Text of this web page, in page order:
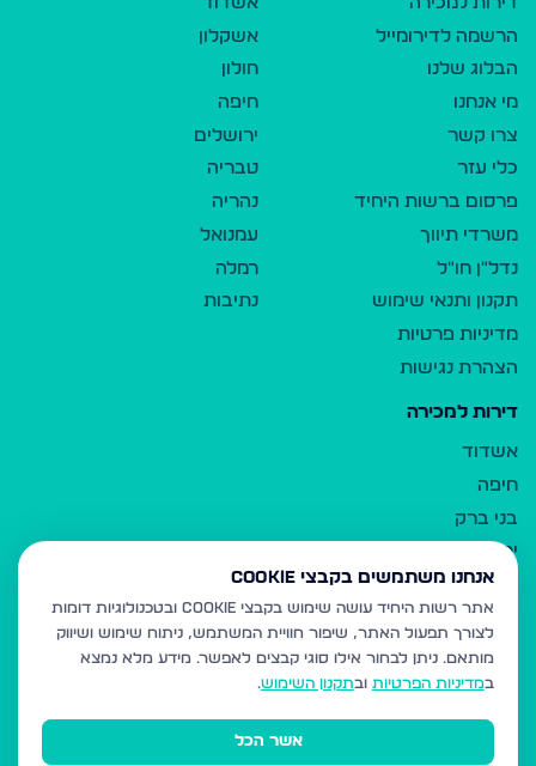
הרשמה לדירומייל
הבלוג שלנו
מי אנחנו
צרו קשר
כלי עזר
פרסום ברשות היחיד
משרדי תיווך
נדל"ן חו"ל
תקנון ותנאי שימוש
מדיניות פרטיות
הצהרת נגישות
אשקלון
חולון
חיפה
ירושלים
טבריה
נהריה
עמנואל
רמלה
נתיבות
דירות למכירה
אשדוד
חיפה
בני ברק
ירושלים
אלעד
גבעת זאב
בית שמש
רכסים
מודיעין עילית
אנחנו משתמשים בקבצי Cookie
אתר רשות היחיד עושה שימוש בקבצי Cookie ובטכנולוגיות דומות
לצורך תפעול האתר, שיפור חוויית המשתמש, ניתוח שימוש ושיווק
מותאם. ניתן לבחור אילו סוגי קבצים לאפשר. מידע מלא נמצא
במדיניות הפרטיות ובתקנון השימוש.
אשר הכל